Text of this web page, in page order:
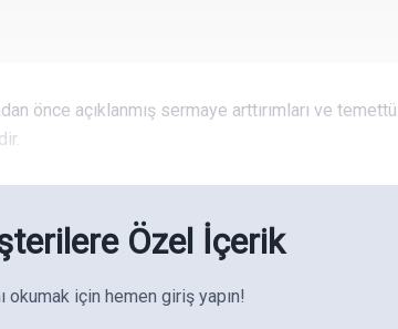
önce açıklanmış sermaye arttırımları ve temettü
Özel İçerik
okumak için hemen giriş yapın!